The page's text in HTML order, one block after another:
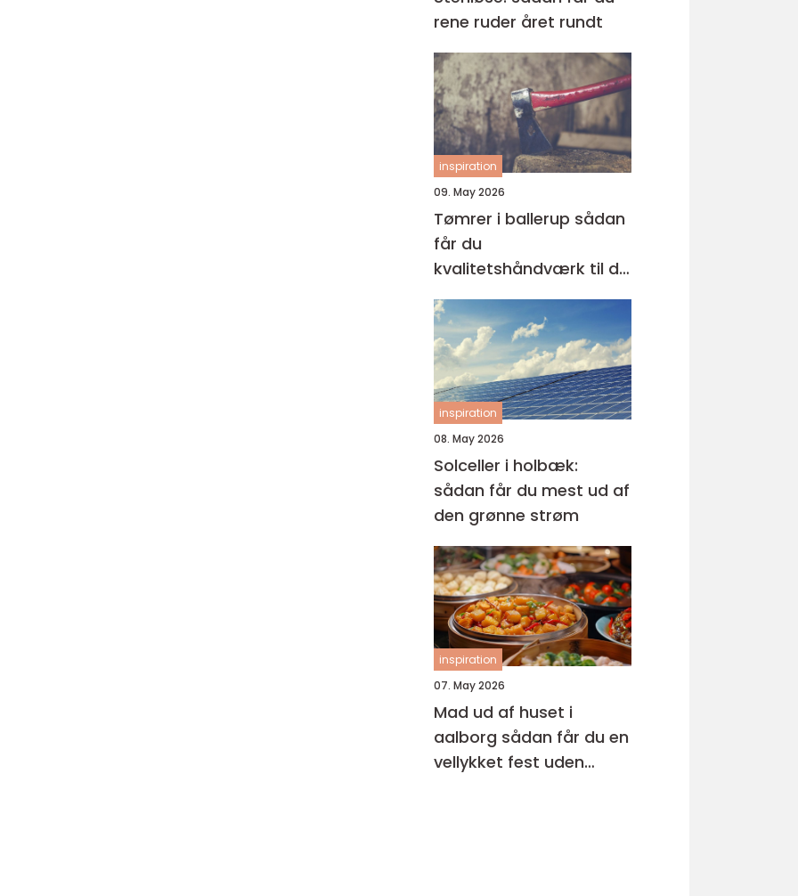
rene ruder året rundt
inspiration
09. May 2026
Tømrer i ballerup sådan
får du
kvalitetshåndværk til dit
næste projekt
inspiration
08. May 2026
Solceller i holbæk:
sådan får du mest ud af
den grønne strøm
inspiration
07. May 2026
Mad ud af huset i
aalborg sådan får du en
vellykket fest uden